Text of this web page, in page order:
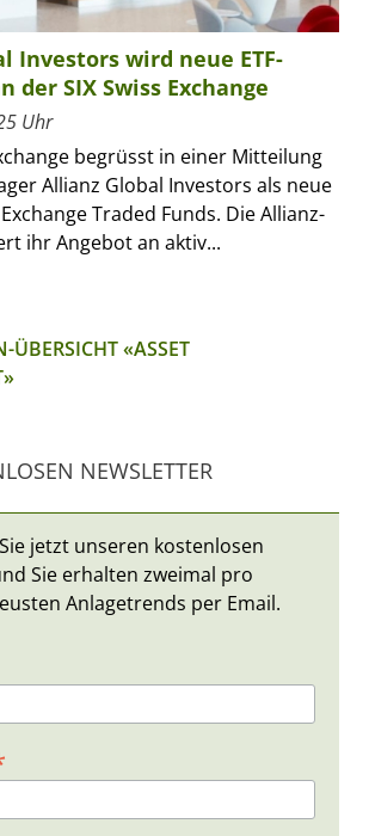
Investors wird neue ETF-
der SIX Swiss Exchange
Uhr
begrüsst in einer Mitteilung
Allianz Global Investors als neue
Traded Funds. Die Allianz-
ihr Angebot an aktiv...
ÜBERSICHT «ASSET
NEWSLETTER
jetzt unseren kostenlosen
Sie erhalten zweimal pro
Anlagetrends per Email.